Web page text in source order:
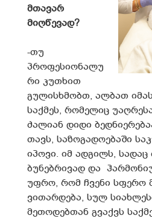
მთავარ
მიღწევად?
-თუ
პროფესიონალუ
რი კუთხით
გულისხმობთ, ალბათ
საქმეს, რომელიც
ძალიან დიდი
თავს, საზოგადოებაში
იპოვი. იმ ადგილს, სადაც
ბუნებრივად და
უფრო, რომ ჩვენი სფერო
ვითარდება, სულ
მეთოდებთან გვაქვს